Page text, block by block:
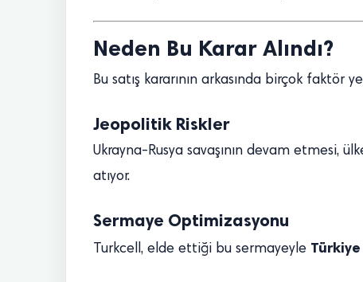
Neden Bu Karar Alındı?
Bu satış kararının arkasında birçok faktör
Jeopolitik Riskler
Ukrayna-Rusya savaşının devam etmesi,
atıyor.
Sermaye Optimizasyonu
Turkcell, elde ettiği bu sermayeyle